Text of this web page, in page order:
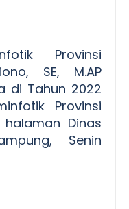
Provinsi
SE, M.AP
di Tahun 2022
Provinsi
Dinas
Senin